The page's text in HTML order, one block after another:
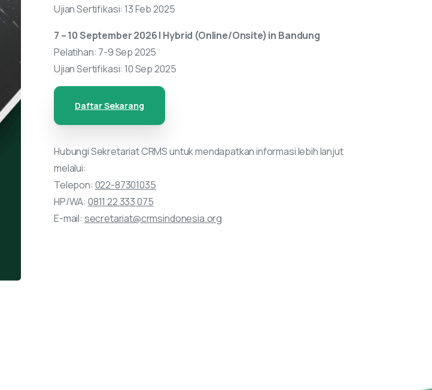
Ujian Sertifikasi: 13 Feb 2025
7 – 10 September 2026 | Hybrid (Online/Onsite) in Bandung
Pelatihan: 7-9 Sep 2025
Ujian Sertifikasi: 10 Sep 2025
Daftar Sekarang
Hubungi Sekretariat CRMS untuk mendapatkan informasi lebih lanjut
melalui:
Telepon: 022-87301035
HP/WA: 0811 22 333 075
E-mail: secretariat@crmsindonesia.org